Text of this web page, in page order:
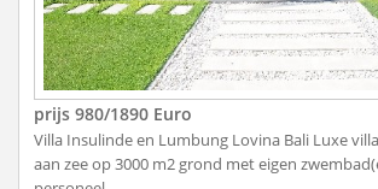
prijs 980/1890 Euro
Villa Insulinde en Lumbung Lovina Bali Luxe
aan zee op 3000 m2 grond met eigen